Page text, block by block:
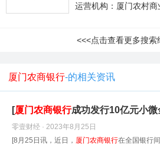
运营机构：厦门农村商
<<<点击查看更多搜索
厦门农商银行-的相关资讯
[厦门农商银行成功发行10亿元小微
零壹财经 · 2023年8月25日
[8月25日讯，近日， 厦门农商银行在全国银行